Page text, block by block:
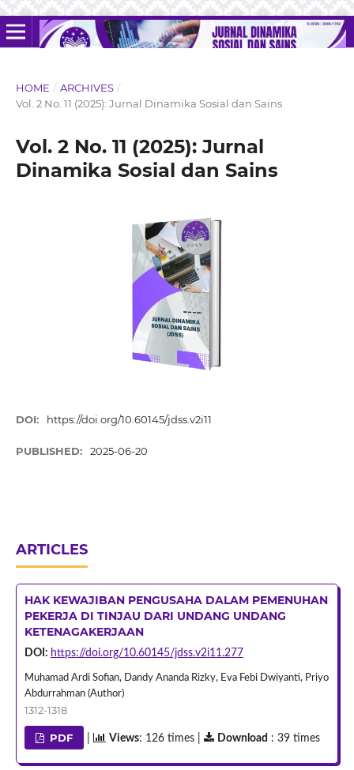
HOME / ARCHIVES /
Vol. 2 No. 11 (2025): Jurnal Dinamika Sosial dan Sains
Vol. 2 No. 11 (2025): Jurnal
Dinamika Sosial dan Sains
DOI: https://doi.org/10.60145/jdss.v2i11
PUBLISHED: 2025-06-20
ARTICLES
HAK KEWAJIBAN PENGUSAHA DALAM PEMENUHAN
PEKERJA DI TINJAU DARI UNDANG UNDANG
KETENAGAKERJAAN
DOI: https://doi.org/10.60145/jdss.v2i11.277
Muhamad Ardi Sofian, Dandy Ananda Rizky, Eva Febi Dwiyanti, Priyo
Abdurrahman (Author)
1312-1318
PDF Views: 126 times | Download : 39 times